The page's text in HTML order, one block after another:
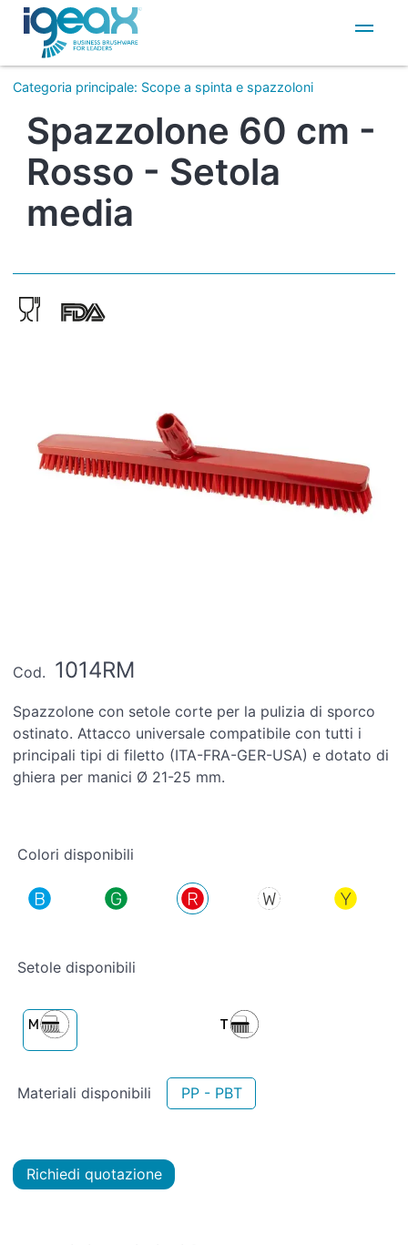
IT
EN
Categoria principale: Scope a spinta e spazzoloni
Spazzolone 60 cm -
Rosso - Setola
media
Cod. 1014RM
Spazzolone con setole corte per la pulizia di sporco
ostinato. Attacco universale compatibile con tutti i
principali tipi di filetto (ITA-FRA-GER-USA) e dotato di
ghiera per manici Ø 21-25 mm.
Colori disponibili
Setole disponibili
Materiali disponibili PP - PBT
Richiedi quotazione